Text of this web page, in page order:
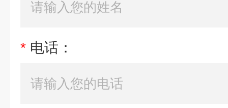
* 电话：